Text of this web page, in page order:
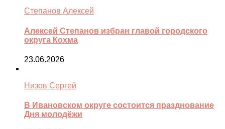
Степанов Алексей
Алексей Степанов избран главой городского
округа Кохма
23.06.2026
Низов Сергей
В Ивановском округе состоится празднование
Дня молодёжи